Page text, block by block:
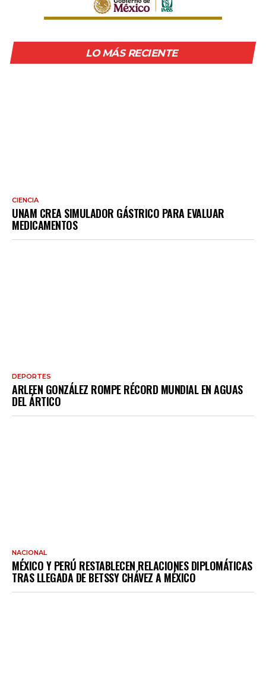
LO MÁS RECIENTE
CIENCIA
UNAM CREA SIMULADOR GÁSTRICO PARA EVALUAR
MEDICAMENTOS
DEPORTES
ARLEEN GONZÁLEZ ROMPE RÉCORD MUNDIAL EN AGUAS
DEL ÁRTICO
NACIONAL
MÉXICO Y PERÚ RESTABLECEN RELACIONES DIPLOMÁTICAS
TRAS LLEGADA DE BETSSY CHÁVEZ A MÉXICO